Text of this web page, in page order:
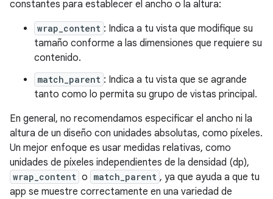
constantes para establecer el ancho o la altura:
wrap_content : Indica a tu vista que modifique su
tamaño conforme a las dimensiones que requiere su
contenido.
match_parent : Indica a tu vista que se agrande
tanto como lo permita su grupo de vistas principal.
En general, no recomendamos especificar el ancho ni la
altura de un diseño con unidades absolutas, como píxeles.
Un mejor enfoque es usar medidas relativas, como
unidades de píxeles independientes de la densidad (dp),
wrap_content o match_parent , ya que ayuda a que tu
app se muestre correctamente en una variedad de